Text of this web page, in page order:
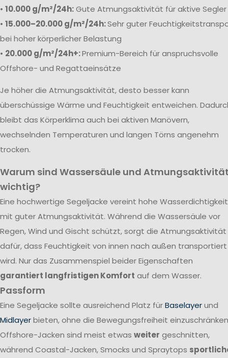
• 10.000 g/m²/24h:Gute Atmungsaktivität für aktive Segler
• 15.000–20.000 g/m²/24h:Sehr guter
bei hoher körperlicher Belastung
• 20.000 g/m²/24h+:Premium-Bereich für anspruchsvolle
Offshore- und Regattaeinsätze
Je höher die Atmungsaktivität, desto besser kann
überschüssige Wärme und Feuchtigkeit entweichen.
bleibt das Körperklima auch bei aktiven Manövern,
wechselnden Temperaturen und langen Törns angenehm
trocken.
Warum sind Wassersäule und
wichtig?
Eine hochwertige Segeljacke vereint hohe Wasserdichtigkeit
mit guter Atmungsaktivität. Während die Wassersäule vor
Regen, Wind und Gischt schützt, sorgt die Atmungsaktivität
dafür, dass Feuchtigkeit von innen nach außen transportiert
wird. Nur das Zusammenspiel beider Eigenschaften
garantiert langfristigen Komfort auf dem Wasser.
Passform
Eine Segeljacke sollte ausreichend Platz fürBaselayerund
Midlayerbieten, ohne die Bewegungsfreiheit
Offshore-Jacken sind meist etwas weiter geschnitten,
während Coastal-Jacken, Smocks und Spraytops